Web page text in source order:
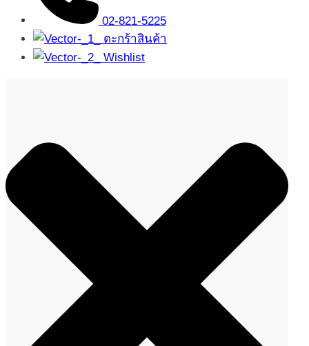
02-821-5225
ตะกร้าสินค้า
Wishlist